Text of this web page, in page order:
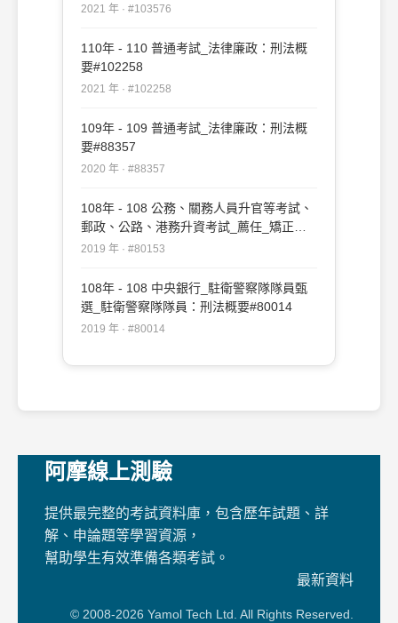
2021 年 · #103576
110年 - 110 普通考試_法律廉政：刑法概
要#102258
2021 年 · #102258
109年 - 109 普通考試_法律廉政：刑法概
要#88357
2020 年 · #88357
108年 - 108 公務、關務人員升官等考試、
郵政、公路、港務升資考試_薦任_矯正、
法制：刑法#80153
2019 年 · #80153
108年 - 108 中央銀行_駐衛警察隊隊員甄
選_駐衛警察隊隊員：刑法概要#80014
2019 年 · #80014
阿摩線上測驗
提供最完整的考試資料庫，包含歷年試題、詳
解、申論題等學習資源，
幫助學生有效準備各類考試。
最新資料
© 2008-2026 Yamol Tech Ltd. All Rights Reserved.